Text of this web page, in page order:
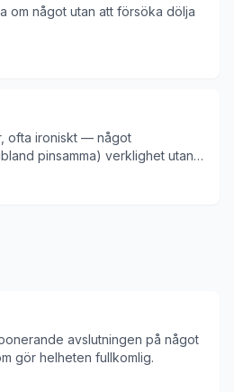
om något utan att försöka dölja
ofta ironiskt — något
pinsamma) verklighet utan
avslutningen på något
gör helheten fullkomlig.